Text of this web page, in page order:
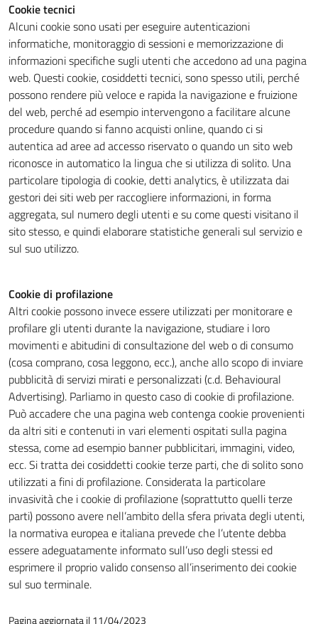
Cookie tecnici
Alcuni cookie sono usati per eseguire autenticazioni
informatiche, monitoraggio di sessioni e memorizzazione di
informazioni specifiche sugli utenti che accedono ad una pagina
web. Questi cookie, cosiddetti tecnici, sono spesso utili, perché
possono rendere più veloce e rapida la navigazione e fruizione
del web, perché ad esempio intervengono a facilitare alcune
procedure quando si fanno acquisti online, quando ci si
autentica ad aree ad accesso riservato o quando un sito web
riconosce in automatico la lingua che si utilizza di solito. Una
particolare tipologia di cookie, detti analytics, è utilizzata dai
gestori dei siti web per raccogliere informazioni, in forma
aggregata, sul numero degli utenti e su come questi visitano il
sito stesso, e quindi elaborare statistiche generali sul servizio e
sul suo utilizzo.
Cookie di profilazione
Altri cookie possono invece essere utilizzati per monitorare e
profilare gli utenti durante la navigazione, studiare i loro
movimenti e abitudini di consultazione del web o di consumo
(cosa comprano, cosa leggono, ecc.), anche allo scopo di inviare
pubblicità di servizi mirati e personalizzati (c.d. Behavioural
Advertising). Parliamo in questo caso di cookie di profilazione.
Può accadere che una pagina web contenga cookie provenienti
da altri siti e contenuti in vari elementi ospitati sulla pagina
stessa, come ad esempio banner pubblicitari, immagini, video,
ecc. Si tratta dei cosiddetti cookie terze parti, che di solito sono
utilizzati a fini di profilazione. Considerata la particolare
invasività che i cookie di profilazione (soprattutto quelli terze
parti) possono avere nell’ambito della sfera privata degli utenti,
la normativa europea e italiana prevede che l’utente debba
essere adeguatamente informato sull’uso degli stessi ed
esprimere il proprio valido consenso all’inserimento dei cookie
sul suo terminale.
Pagina aggiornata il 11/04/2023
Tecnici
Questi cookie
sono necessari
per il
funzionamento
del sito e non
possono
essere
disabilitati.
Questi cookie
non raccolgono
informazioni
personali.
Questi cookie
sono
impostati da
una serie di
servizi esterni
(si veda la
Cookie policy
estesa per i
dettagli) e
possono
essere
utilizzati
anche per la
profilazione.
La
disabilitazione
di questi
cookies può